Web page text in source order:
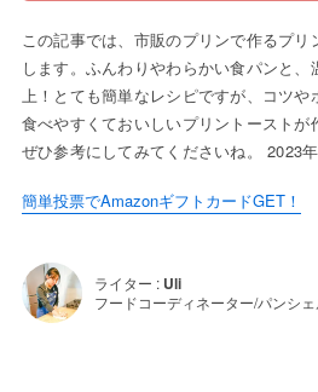
この記事では、市販のプリンで作るプ
します。ふんわりやわらかい食パンと
上！とても簡単なレシピですが、コツや
食べやすくておいしいプリントーストが
ぜひ参考にしてみてくださいね。 2023
簡単投票でAmazonギフトカードGET！
ライター : Uli
フードコーディネーター/パンシ